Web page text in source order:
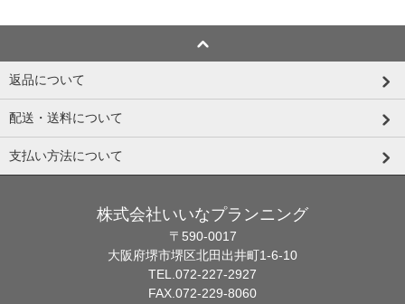
返品について
配送・送料について
支払い方法について
株式会社いいなプランニング
〒590-0017
大阪府堺市堺区北田出井町1-6-10
TEL.072-227-2927
FAX.072-229-8060